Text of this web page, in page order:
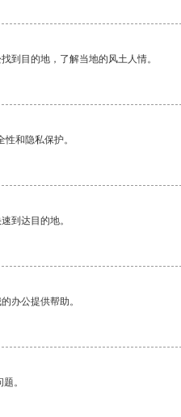
到目的地，了解当地的风土人情。
和隐私保护。
到达目的地。
办公提供帮助。
。